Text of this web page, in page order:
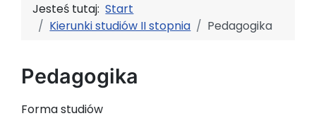
Jesteś tutaj:Start
Kierunki studiów II stopnia
Pedagogika
Pedagogika
Forma studiów